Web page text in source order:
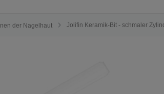
der Nagelhaut Jolifin Keramik-Bit - schmaler